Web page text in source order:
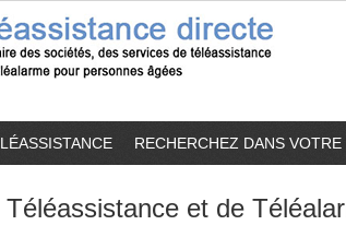
RECHERCHEZ DANS VOTRE
et de